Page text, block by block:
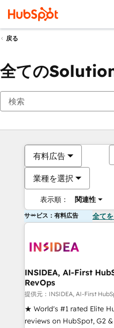
戻る
全ての
有料広告
業種を選択
表示順： 関連性
サービス：有料広告 全て
INSIDEA, AI-First
RevOps
提供元：INSIDEA, AI-First
★ World's #1 rated Elite
reviews on HubSpot, G2